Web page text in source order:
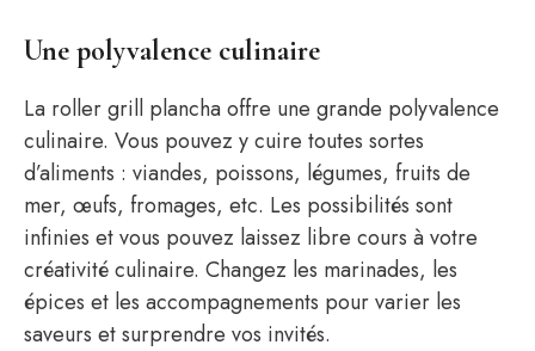
Une polyvalence culinaire
La roller grill plancha offre une grande polyvalence
culinaire. Vous pouvez y cuire toutes sortes
d’aliments : viandes, poissons, légumes, fruits de
mer, œufs, fromages, etc. Les possibilités sont
infinies et vous pouvez laissez libre cours à votre
créativité culinaire. Changez les marinades, les
épices et les accompagnements pour varier les
saveurs et surprendre vos invités.